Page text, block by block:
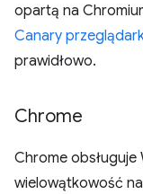
opartą na
Canary
prawidłowo.
Chrome
Chrome obsługuje
wielowątkowość